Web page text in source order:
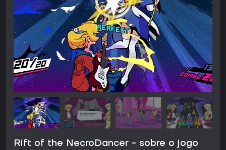
Rift of the NecroDancer - sobre o jogo